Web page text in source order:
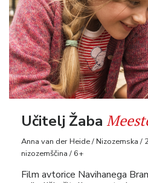
Učitelj Žaba
Anna van der Heide / Nizozemska
nizozemščina / 6+
Film avtorice Navihanega